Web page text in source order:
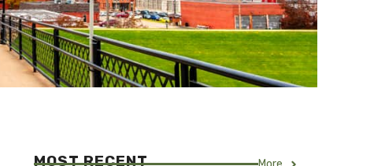
MOST RECENT